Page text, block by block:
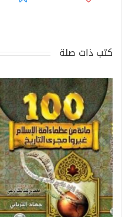
كتب ذات صلة